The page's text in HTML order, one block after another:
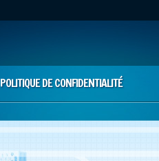
POLITIQUE DE CONFIDENTIALITÉ